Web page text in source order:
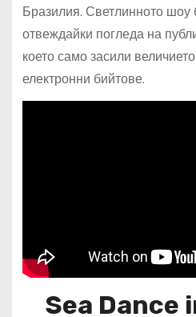
Бразилия. Светлинното
отвеждайки погледа на
което само засили
електронни бийтове.
Sea Dance